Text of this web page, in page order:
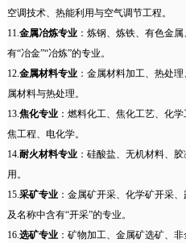
空调技术、热能利用与空气调节工程。
11.金属冶炼专业：炼钢、炼铁、有色金
有“冶金”“冶炼”的专业。
12.金属材料专业：金属材料加工、热处
属材料与热处理。
13.焦化专业：燃料化工、焦化工艺、化
焦工程、电化学。
14.耐火材料专业：硅酸盐、无机材料、
用。
15.采矿专业：金属矿开采、化学矿开采
及名称中含有“开采”的专业。
16.选矿专业：矿物加工、金属矿选矿、